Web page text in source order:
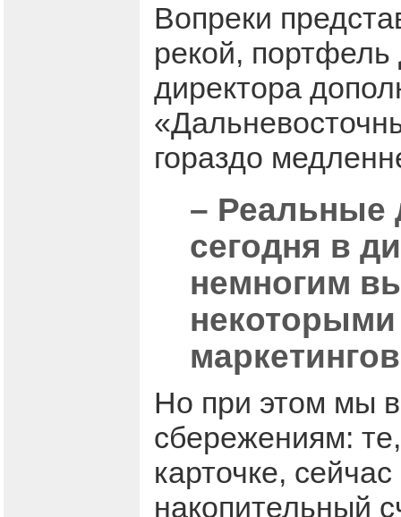
Вопреки
рекой,
директора
гораздо
– Реальные
сегодня в
немногим
некоторыми
Но при этом мы
сбережениям:
карточке,
накопительный